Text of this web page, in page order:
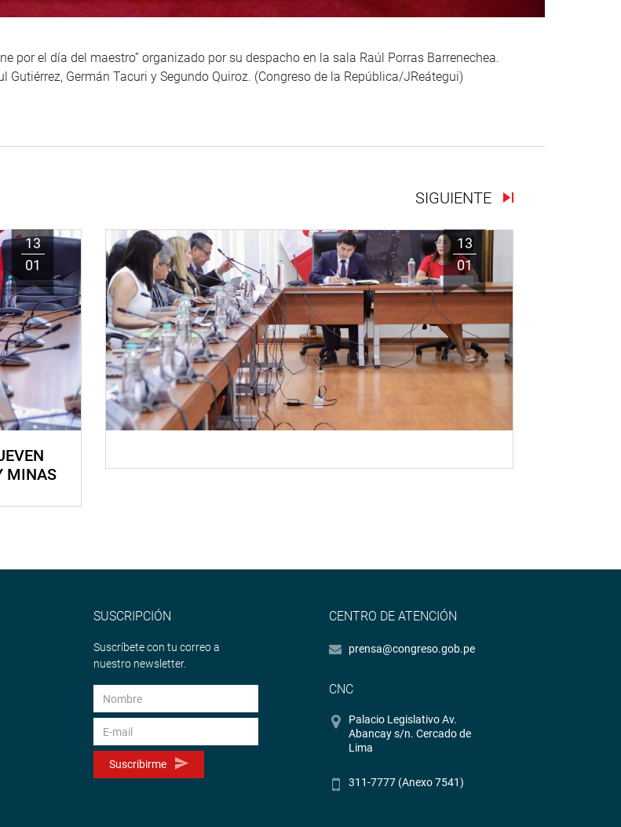
por el día del maestro” organizado por su despacho en la sala Raúl Porras Barrenechea.
Germán Tacuri y Segundo Quiroz. (Congreso de la República/JReátegui)
SIGUIENTE
13
01
MINAS
13
01
SUSCRIPCIÓN
Suscríbete con tu correo a
nuestro newsletter.
Suscribirme
CENTRO DE ATENCIÓN
prensa@congreso.gob.pe
CNC
Palacio Legislativo Av.
Abancay s/n. Cercado de
Lima
311-7777 (Anexo 7541)